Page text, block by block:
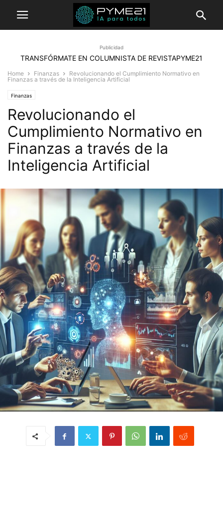
Publicidad
TRANSFÓRMATE EN COLUMNISTA DE REVISTAPYME21
Home Finanzas
Revolucionando el Cumplimiento Normativo en
Finanzas a través de la Inteligencia Artificial
Finanzas
Revolucionando el
Cumplimiento Normativo en
Finanzas a través de la
Inteligencia Artificial